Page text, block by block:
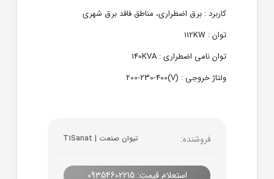
کاربرد : برق اضطراری، مناطق فاقد برق شهری
توان : 112KW
توان نامی اضطراری : 140KVA
ولتاژ خروجی : (V)200-230-400
فروشنده: تیوان صنعت | T1Sanat
استعلام قیمت: 09354602215